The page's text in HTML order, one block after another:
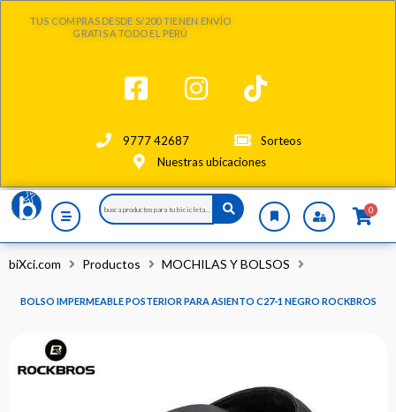
TUS COMPRAS DESDE S/200 TIENEN ENVÍO
GRATIS A TODO EL PERÚ
9777 42687
Sorteos
Nuestras ubicaciones
Search
...
0
biXci.com Productos MOCHILAS Y BOLSOS
BOLSO IMPERMEABLE POSTERIOR PARA ASIENTO C27-1 NEGRO ROCKBROS